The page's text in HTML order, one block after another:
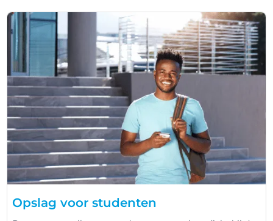
Opslag voor studenten